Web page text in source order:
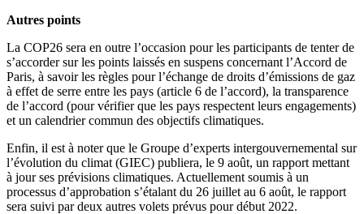
Autres points
La COP26 sera en outre l’occasion pour les participants de tenter de
s’accorder sur les points laissés en suspens concernant l’Accord de
Paris, à savoir les règles pour l’échange de droits d’émissions de gaz
à effet de serre entre les pays (article 6 de l’accord), la transparence
de l’accord (pour vérifier que les pays respectent leurs engagements)
et un calendrier commun des objectifs climatiques.
Enfin, il est à noter que le Groupe d’experts intergouvernemental sur
l’évolution du climat (GIEC) publiera, le 9 août, un rapport mettant
à jour ses prévisions climatiques. Actuellement soumis à un
processus d’approbation s’étalant du 26 juillet au 6 août, le rapport
sera suivi par deux autres volets prévus pour début 2022.